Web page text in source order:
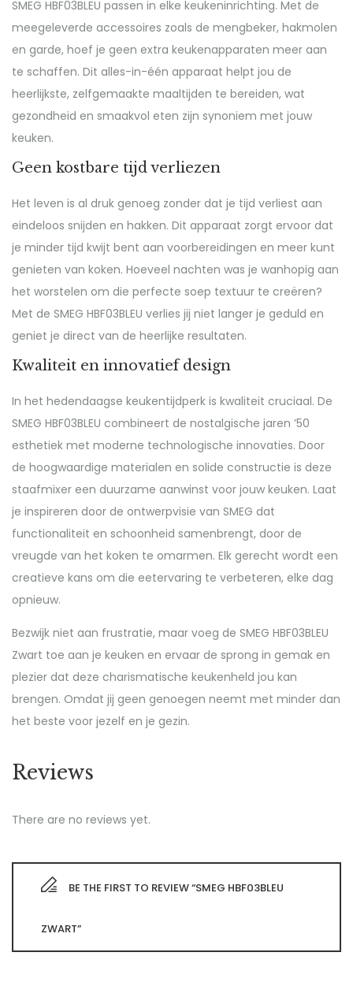
SMEG HBF03BLEU passen in elke keukeninrichting. Met de
meegeleverde accessoires zoals de mengbeker, hakmolen
en garde, hoef je geen extra keukenapparaten meer aan
te schaffen. Dit alles-in-één apparaat helpt jou de
heerlijkste, zelfgemaakte maaltijden te bereiden, wat
gezondheid en smaakvol eten zijn synoniem met jouw
keuken.
Geen kostbare tijd verliezen
Het leven is al druk genoeg zonder dat je tijd verliest aan
eindeloos snijden en hakken. Dit apparaat zorgt ervoor dat
je minder tijd kwijt bent aan voorbereidingen en meer kunt
genieten van koken. Hoeveel nachten was je wanhopig aan
het worstelen om die perfecte soep textuur te creëren?
Met de SMEG HBF03BLEU verlies jij niet langer je geduld en
geniet je direct van de heerlijke resultaten.
Kwaliteit en innovatief design
In het hedendaagse keukentijdperk is kwaliteit cruciaal. De
SMEG HBF03BLEU combineert de nostalgische jaren ’50
esthetiek met moderne technologische innovaties. Door
de hoogwaardige materialen en solide constructie is deze
staafmixer een duurzame aanwinst voor jouw keuken. Laat
je inspireren door de ontwerpvisie van SMEG dat
functionaliteit en schoonheid samenbrengt, door de
vreugde van het koken te omarmen. Elk gerecht wordt een
creatieve kans om die eetervaring te verbeteren, elke dag
opnieuw.
Bezwijk niet aan frustratie, maar voeg de SMEG HBF03BLEU
Zwart toe aan je keuken en ervaar de sprong in gemak en
plezier dat deze charismatische keukenheld jou kan
brengen. Omdat jij geen genoegen neemt met minder dan
het beste voor jezelf en je gezin.
Reviews
There are no reviews yet.
BE THE FIRST TO REVIEW “SMEG HBF03BLEU
ZWART”